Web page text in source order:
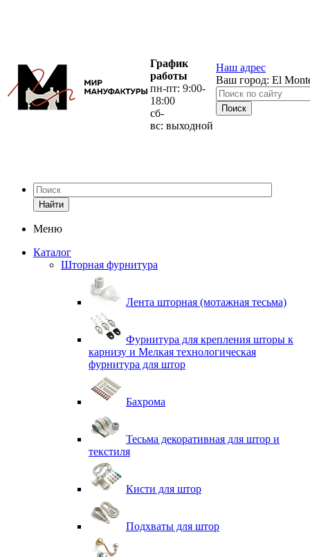
График
работы
пн-пт: 9:00-
18:00
сб-
вс: выходной
Наш адрес
Ваш город: El
Найти
Меню
Каталог
Шторная фурнитура
Лента шторная (мотажная тесьма)
Фурнитура для крепления шторы к
карнизу и Мелкая технологическая
фурнитура для штор
Бахрома
Тесьма декоративная для штор и
текстиля
Кисти для штор
Подхваты для штор